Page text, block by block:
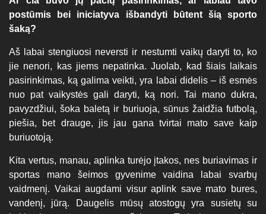
postūmis bei iniciatyva išbandyti būtent šią sporto
šaką?
Aš labai stengiuosi neversti ir nestumti vaikų daryti to, ko
jie nenori, kas jiems nepatinka. Juolab, kad šiais laikais
pasirinkimas, ką galima veikti, yra labai didelis – iš esmės
nuo pat vaikystės gali daryti, ką nori. Tai mano dukra,
pavyzdžiui, šoka baletą ir buriuoja, sūnus žaidžia futbolą,
piešia, bet drauge, jis jau gana tvirtai mato save kaip
buriuotoją.
Kita vertus, manau, aplinka turėjo įtakos, nes buriavimas ir
sportas mano šeimos gyvenime vaidina labai svarbų
vaidmenį. Vaikai augdami visur aplink save mato bures,
vandenį, jūrą. Daugelis mūsų atostogų yra susietų su